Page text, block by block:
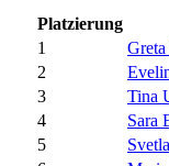
Platzierung
1
2
3
Tina
4
Sara
5